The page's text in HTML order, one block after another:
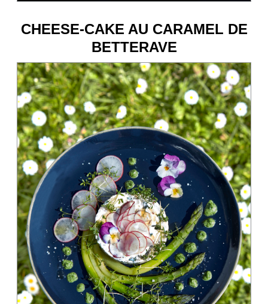
CHEESE-CAKE AU CARAMEL DE
BETTERAVE